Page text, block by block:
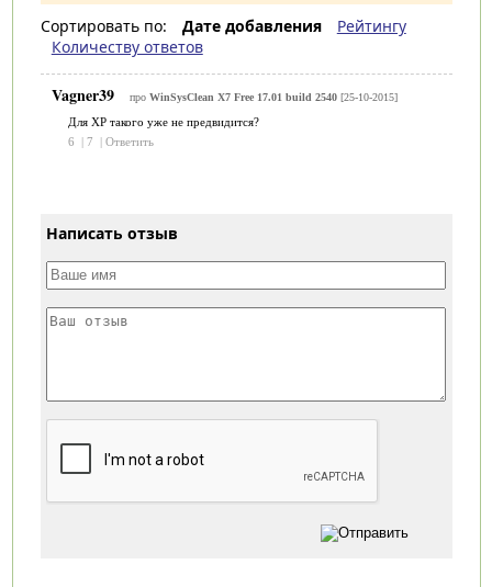
Сортировать по: Дате добавления
Рейтингу
Количеству ответов
Vagner39 про WinSysClean X7 Free 17.01 build 2540[25-10-2015]
Для XP такого уже не предвидится?
6
| 7 | Ответить
Написать отзыв